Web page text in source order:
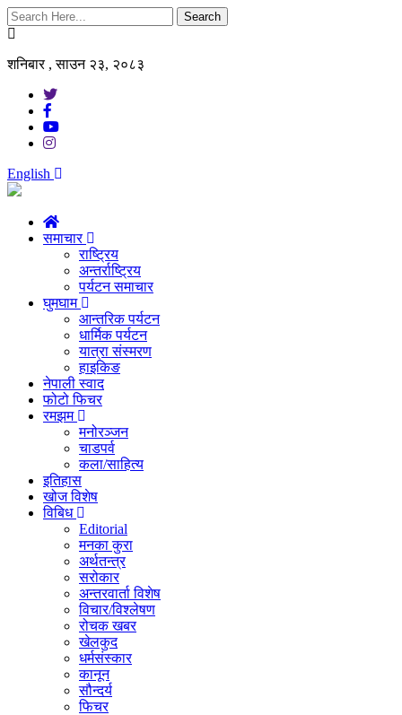
Search
शनिबार , साउन २३, २०८३
English
समाचार
राष्ट्रिय
अन्तर्राष्ट्रिय
पर्यटन समाचार
घुमघाम
आन्तरिक पर्यटन
धार्मिक पर्यटन
यात्रा संस्मरण
हाइकिङ
नेपाली स्वाद
फोटो फिचर
रमझम
मनोरञ्जन
चाडपर्व
कला/साहित्य
इतिहास
खोज विशेष
विबिध
Editorial
मनका कुरा
अर्थतन्त्र
सरोकार
अन्तरवार्ता विशेष
विचार/विश्लेषण
रोचक खबर
खेलकुद
धर्मसंस्कार
कानून
सौन्दर्य
फिचर